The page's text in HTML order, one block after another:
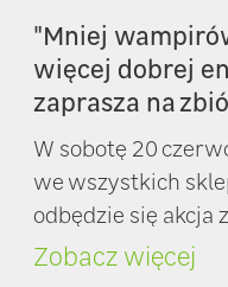
"Mniej
więcej dobrej
zaprasza na
W sobotę 20
we wszystkich
odbędzie się akcja
Zobacz więcej